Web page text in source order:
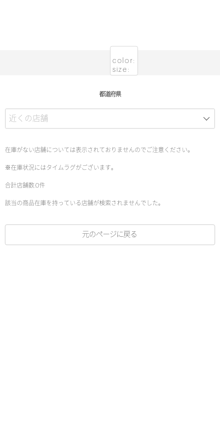
color:
size:
都道府県
在庫がない店舗については表示されておりませんのでご注意ください。
※在庫状況にはタイムラグがございます。
合計店舗数:0件
該当の商品在庫を持っている店舗が検索されませんでした。
元のページに戻る